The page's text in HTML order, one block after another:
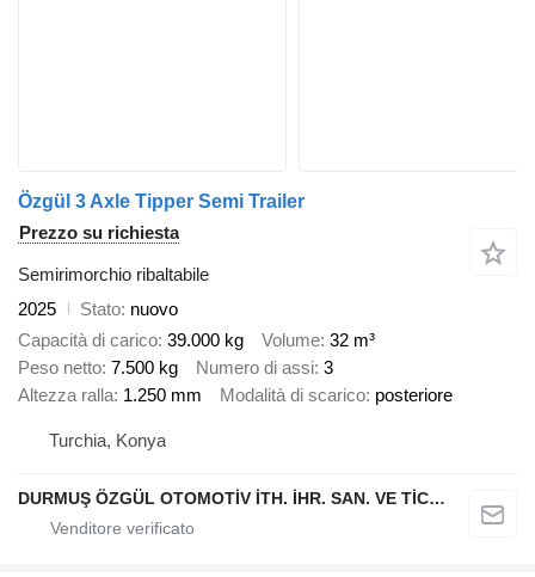
Özgül 3 Axle Tipper Semi Trailer
Prezzo su richiesta
Semirimorchio ribaltabile
2025
Stato nuovo
Capacità di carico 39.000 kg Volume 32 m³
Peso netto 7.500 kg Numero di assi 3
Altezza ralla 1.250 mm Modalità di scarico posteriore
Turchia, Konya
DURMUŞ ÖZGÜL OTOMOTİV İTH. İHR. SAN. VE TİC. A.Ş